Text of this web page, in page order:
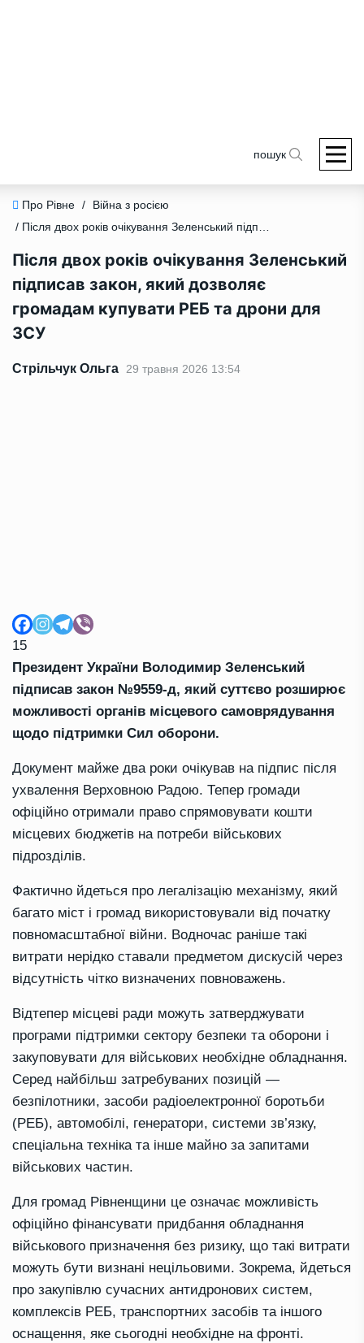
пошук
Про Рівне /
Війна з росією
/ Після двох років очікування Зеленський підписав закон, який дозволяє громадам купувати РЕБ та дрони для ЗСУ
Після двох років очікування Зеленський
підписав закон, який дозволяє
громадам купувати РЕБ та дрони для
ЗСУ
Стрільчук Ольга 29 травня 2026 13:54
15
Президент України Володимир Зеленський
підписав закон №9559-д, який суттєво розширює
можливості органів місцевого самоврядування
щодо підтримки Сил оборони.
Документ майже два роки очікував на підпис після
ухвалення Верховною Радою. Тепер громади
офіційно отримали право спрямовувати кошти
місцевих бюджетів на потреби військових
підрозділів.
Фактично йдеться про легалізацію механізму, який
багато міст і громад використовували від початку
повномасштабної війни. Водночас раніше такі
витрати нерідко ставали предметом дискусій через
відсутність чітко визначених повноважень.
Відтепер місцеві ради можуть затверджувати
програми підтримки сектору безпеки та оборони і
закуповувати для військових необхідне обладнання.
Серед найбільш затребуваних позицій —
безпілотники, засоби радіоелектронної боротьби
(РЕБ), автомобілі, генератори, системи зв’язку,
спеціальна техніка та інше майно за запитами
військових частин.
Для громад Рівненщини це означає можливість
офіційно фінансувати придбання обладнання
військового призначення без ризику, що такі витрати
можуть бути визнані нецільовими. Зокрема, йдеться
про закупівлю сучасних антидронових систем,
комплексів РЕБ, транспортних засобів та іншого
оснащення, яке сьогодні необхідне на фронті.